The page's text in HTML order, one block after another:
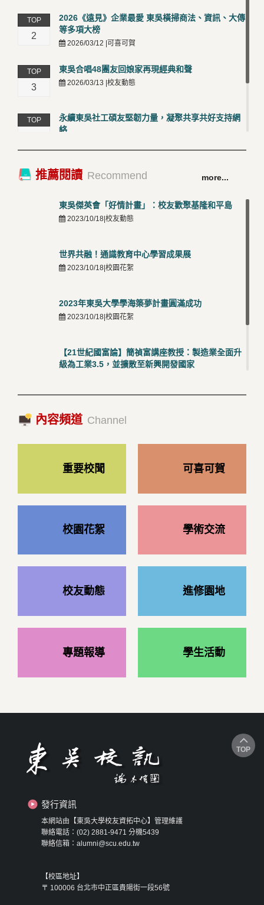
TOP
2
2026《遠見》企業最愛 東吳橫掃商法、資訊、大傳
等多項大榜
2026/03/12 |可喜可賀
TOP
3
東吳合唱48團友回娘家再現經典和聲
2026/03/13 |校友動態
TOP
永續東吳社工碩友堅韌力量，凝聚共享共好支持網
絡
TOP
卓越永續校園 東吳大學連奪 ISO 14001、45001 及
50001三大國際驗證殊榮
推薦閱讀 Recommend more...
東吳傑英會「好情計畫」：校友歡聚基隆和平島
2023/10/18|校友動態
世界共融！通識教育中心學習成果展
2023/10/18|校園花絮
2023年東吳大學學海築夢計畫圓滿成功
2023/10/18|校園花絮
【21世紀國富論】簡禎富講座教授：製造業全面升
級為工業3.5，並擴散至新興開發國家
2023/10/18|推薦閱讀
內容頻道 Channel
重要校聞 可喜可賀
校園花絮 學術交流
校友動態 進修園地
專題報導 學生活動
發行資訊
本網站由【東吳大學校友資拓中心】管理維護
聯絡電話：(02) 2881-9471 分機5439
聯絡信箱：alumni@scu.edu.tw
【校區地址】
〒 100006 台北市中正區貴陽街一段56號
TOP